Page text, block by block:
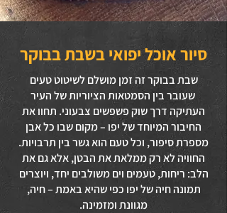
סיור אוכל יפואי בשבת בבוקר
שבת בבוקר זה זמן מושלם לשיטוט טעים
שעובר בין הסמטאות הציוריות של העיר
העתיקה דרך שוק פשפשים צבעוני. תחוו את
החיבור המיוחד של יפו – מקום שבו כל אבן
מספרת סיפור, וכל טעם הוא גשר בין תרבויות.
החוויה לא רק ממלאת את הבטן, אלא גם את
הלב: ריחות, טעמים וים משולבים יחד, ויוצרים
תמונה חיה של יפו כפי שהיא באמת – חיה,
מגוונת ומזמינה.